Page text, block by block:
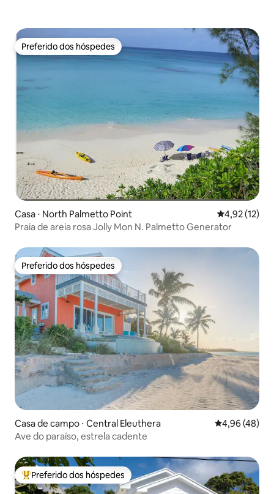
Preferido dos hóspedes
Preferido dos hóspedes
Casa ⋅ North Palmetto Point 4,92 de uma
4,92 (12)
Praia de areia rosa Jolly Mon N. Palmetto Generator
Preferido dos hóspedes
Preferido dos hóspedes
Casa de campo ⋅ Central Eleuthera 4,96 de uma
4,96 (48)
Ave do paraíso, estrela cadente
Entre os melhores preferidos dos hóspedes
Preferido dos hóspedes